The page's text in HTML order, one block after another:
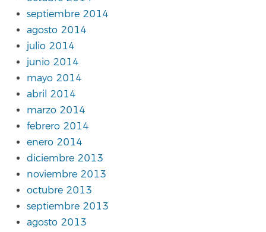
septiembre 2014
agosto 2014
julio 2014
junio 2014
mayo 2014
abril 2014
marzo 2014
febrero 2014
enero 2014
diciembre 2013
noviembre 2013
octubre 2013
septiembre 2013
agosto 2013